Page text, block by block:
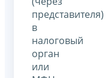
представителя)
в
налоговый
орган
или